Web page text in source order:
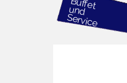
B
uffet
und
Service